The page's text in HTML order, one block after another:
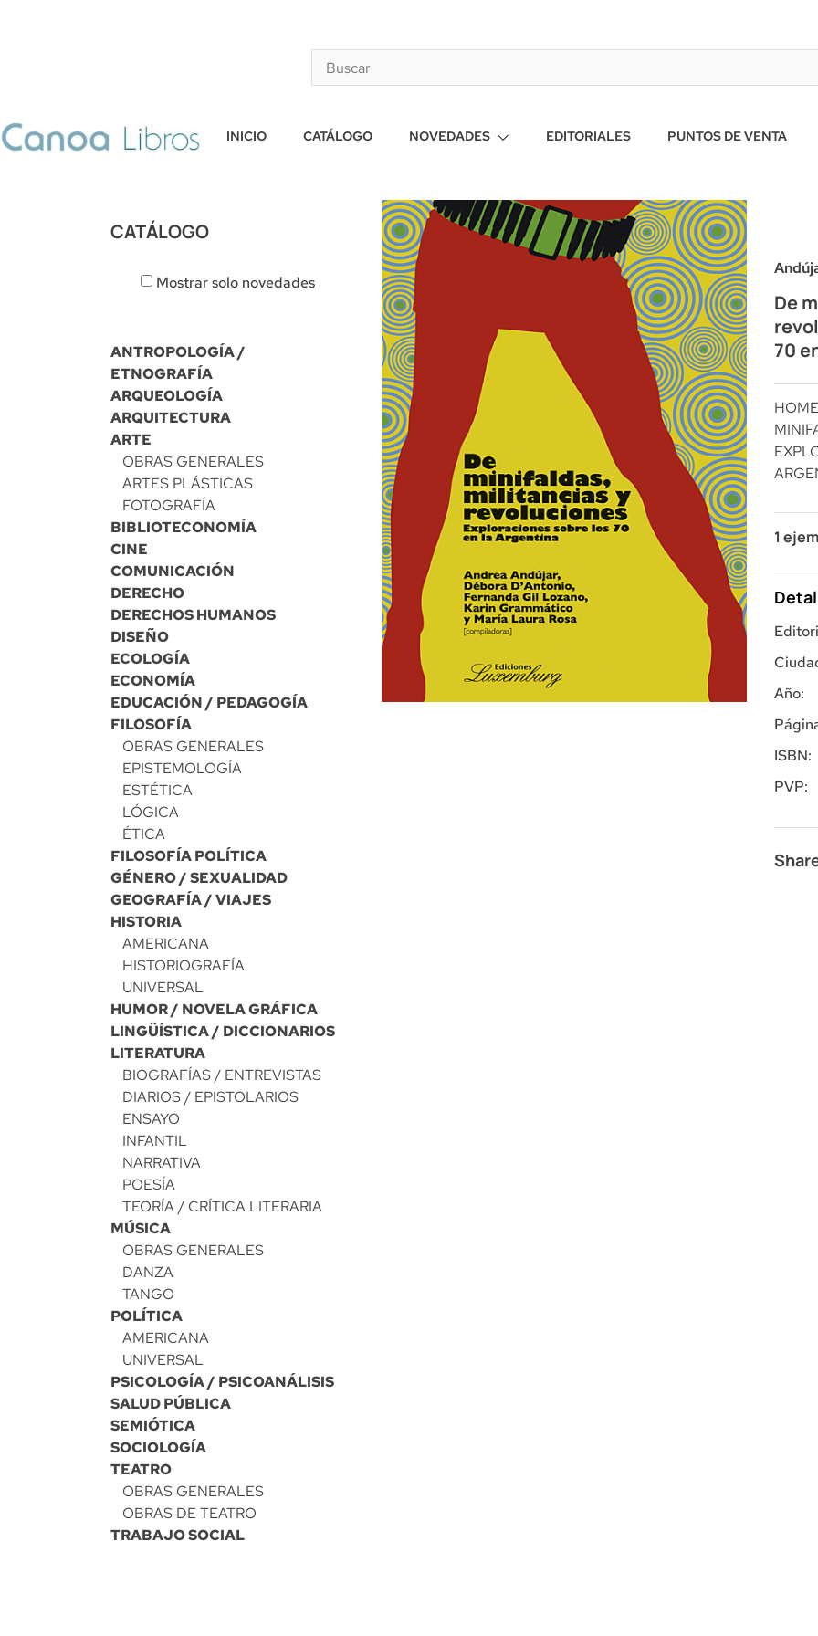
INICIO CATÁLOGO NOVEDADES EDITORIALES PUNTOS DE VENTA
CATÁLOGO
Mostrar solo novedades
ANTROPOLOGÍA /
ETNOGRAFÍA
ARQUEOLOGÍA
ARQUITECTURA
ARTE
OBRAS GENERALES
ARTES PLÁSTICAS
FOTOGRAFÍA
BIBLIOTECONOMÍA
CINE
COMUNICACIÓN
DERECHO
DERECHOS HUMANOS
DISEÑO
ECOLOGÍA
ECONOMÍA
EDUCACIÓN / PEDAGOGÍA
FILOSOFÍA
OBRAS GENERALES
EPISTEMOLOGÍA
ESTÉTICA
LÓGICA
ÉTICA
FILOSOFÍA POLÍTICA
GÉNERO / SEXUALIDAD
GEOGRAFÍA / VIAJES
HISTORIA
AMERICANA
HISTORIOGRAFÍA
UNIVERSAL
HUMOR / NOVELA GRÁFICA
LINGÜÍSTICA / DICCIONARIOS
LITERATURA
BIOGRAFÍAS / ENTREVISTAS
DIARIOS / EPISTOLARIOS
ENSAYO
INFANTIL
NARRATIVA
POESÍA
TEORÍA / CRÍTICA LITERARIA
MÚSICA
OBRAS GENERALES
DANZA
TANGO
POLÍTICA
AMERICANA
UNIVERSAL
PSICOLOGÍA / PSICOANÁLISIS
SALUD PÚBLICA
SEMIÓTICA
SOCIOLOGÍA
TEATRO
OBRAS GENERALES
OBRAS DE TEATRO
TRABAJO SOCIAL
De
70
HOME
1
Año:
ISBN:
PVP: